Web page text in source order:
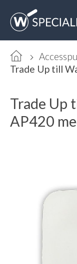
Trade Up
AP420